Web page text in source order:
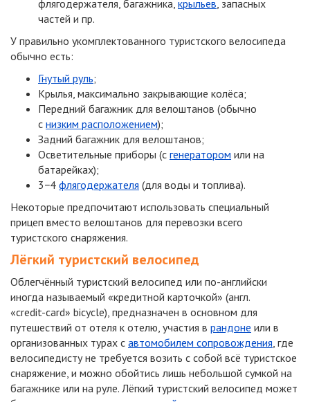
флягодержателя, багажника, крыльев, запасных
частей и пр.
У правильно укомплектованного туристского велосипеда
обычно есть:
Гнутый руль;
Крылья, максимально закрывающие колёса;
Передний багажник для велоштанов (обычно
с низким расположением);
Задний багажник для велоштанов;
Осветительные приборы (с генератором или на
батарейках);
3−4 флягодержателя (для воды и топлива).
Некоторые предпочитают использовать специальный
прицеп вместо велоштанов для перевозки всего
туристского снаряжения.
Лёгкий туристский велосипед
Облегчённый туристский велосипед или по-английски
иногда называемый «кредитной карточкой» (англ.
«credit-card» bicycle), предназначен в основном для
путешествий от отеля к отелю, участия в рандоне или в
организованных турах с автомобилем сопровождения, где
велосипедисту не требуется возить с собой всё туристское
снаряжение, и можно обойтись лишь небольшой сумкой на
багажнике или на руле. Лёгкий туристский велосипед может